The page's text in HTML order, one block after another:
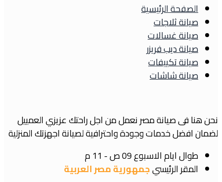
الصفحة الرئيسية
صيانة ثلاجات
صيانة غسالات
صيانة ديب فريزر
صيانة تكييفات
صيانة شاشات
نحن هنا فى صيانة مصر نعمل من اجل راحتك عزيزي العمييل
لضمان افضل خدمات وجودة واحترافية لصيانة اجهزتك المنزلية
طوال ايام الاسبوع09 ص - 11 م
المقر الرئيسيجمهورية مصر العربية